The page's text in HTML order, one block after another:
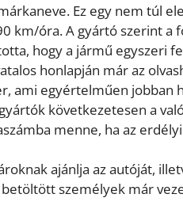
Ez egy nem túl
km/óra. A gyártó szerint
hogy a jármű
honlapján már az
ami egyértelműen jobban
következetesen a
menne, ha az
ajánlja az autóját,
személyek már